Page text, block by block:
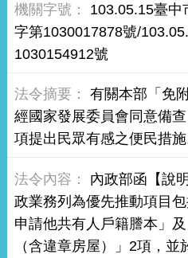
103.05.15臺中
字第1030017878號/
1030154912號
有關本部「免
經國家發展委員會同意備
項提出民眾有感之便民措施
內政部函【說
政業務列為優先推動項目
申請他共有人戶籍謄本」
（含違章房屋）」2項，